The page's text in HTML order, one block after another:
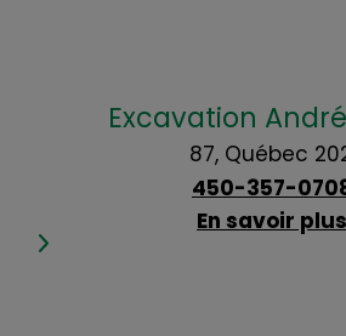
Excavation
87, Québec
450-357-
En savoir plus